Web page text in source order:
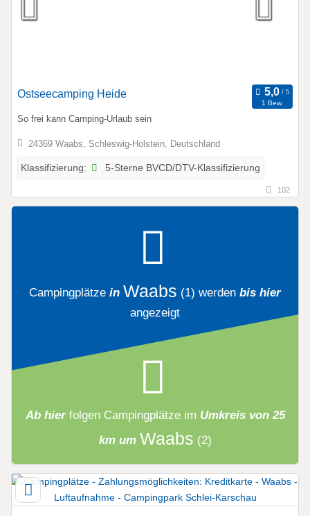
Ostseecamping Heide
1 Bew.
So frei kann Camping-Urlaub sein
24369 Waabs, Schleswig-Holstein, Deutschland
Klassifizierung: 5-Sterne BVCD/DTV-Klassifizierung
102
Campingplätze in Waabs (1) werden bis hier
angezeigt
Ab hier folgen Campingplätzeim Umkreis von 25
km um Waabs (2)